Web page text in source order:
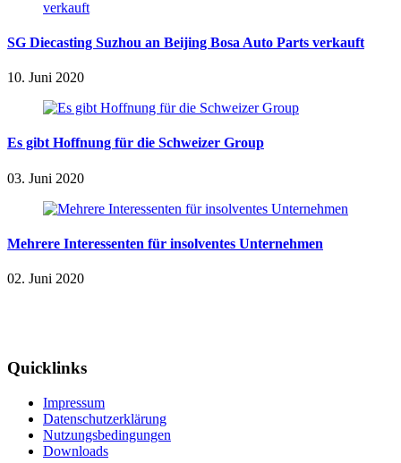
SG Diecasting Suzhou an Beijing Bosa Auto Parts verkauft
10. Juni 2020
Es gibt Hoffnung für die Schweizer Group
03. Juni 2020
Mehrere Interessenten für insolventes Unternehmen
02. Juni 2020
Quicklinks
Impressum
Datenschutzerklärung
Nutzungsbedingungen
Downloads